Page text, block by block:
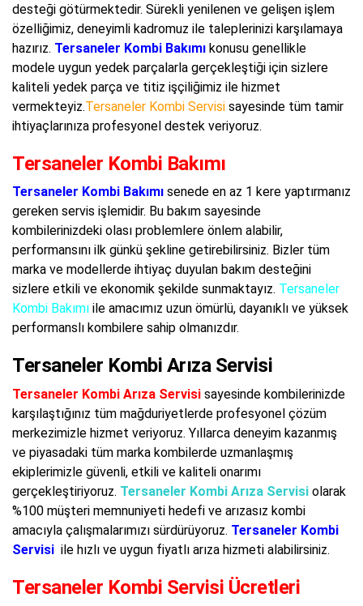
desteği götürmektedir. Sürekli yenilenen ve gelişen işlem
özelliğimiz, deneyimli kadromuz ile taleplerinizi karşılamaya
hazırız. Tersaneler Kombi Bakımı konusu genellikle
modele uygun yedek parçalarla gerçekleştiği için sizlere
kaliteli yedek parça ve titiz işçiliğimiz ile hizmet
vermekteyiz.Tersaneler Kombi Servisi sayesinde tüm tamir
ihtiyaçlarınıza profesyonel destek veriyoruz.
Tersaneler Kombi Bakımı
Tersaneler Kombi Bakımı senede en az 1 kere yaptırmanız
gereken servis işlemidir. Bu bakım sayesinde
kombilerinizdeki olası problemlere önlem alabilir,
performansını ilk günkü şekline getirebilirsiniz. Bizler tüm
marka ve modellerde ihtiyaç duyulan bakım desteğini
sizlere etkili ve ekonomik şekilde sunmaktayız. Tersaneler
Kombi Bakımı ile amacımız uzun ömürlü, dayanıklı ve yüksek
performanslı kombilere sahip olmanızdır.
Tersaneler Kombi Arıza Servisi
Tersaneler Kombi Arıza Servisi sayesinde kombilerinizde
karşılaştığınız tüm mağduriyetlerde profesyonel çözüm
merkezimizle hizmet veriyoruz. Yıllarca deneyim kazanmış
ve piyasadaki tüm marka kombilerde uzmanlaşmış
ekiplerimizle güvenli, etkili ve kaliteli onarımı
gerçekleştiriyoruz. Tersaneler Kombi Arıza Servisi olarak
%100 müşteri memnuniyeti hedefi ve arızasız kombi
amacıyla çalışmalarımızı sürdürüyoruz. Tersaneler Kombi
Servisi ile hızlı ve uygun fiyatlı arıza hizmeti alabilirsiniz.
Tersaneler Kombi Servisi Ücretleri